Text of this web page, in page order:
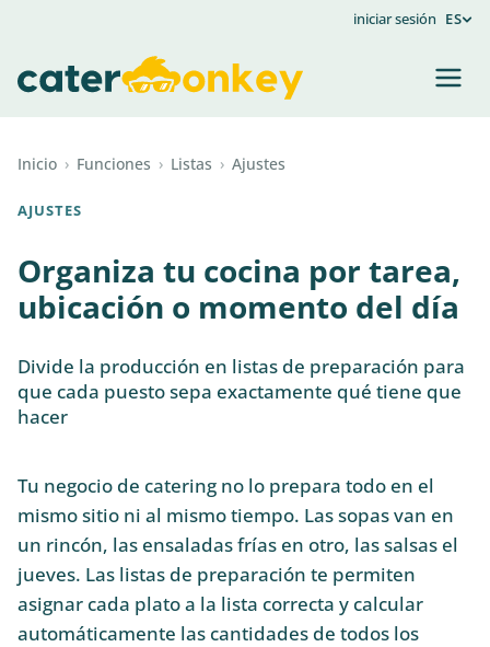
iniciar sesión ES
Inicio › Funciones › Listas › Ajustes
AJUSTES
Organiza tu cocina por tarea,
ubicación o momento del día
Divide la producción en listas de preparación para
que cada puesto sepa exactamente qué tiene que
hacer
Tu negocio de catering no lo prepara todo en el
mismo sitio ni al mismo tiempo. Las sopas van en
un rincón, las ensaladas frías en otro, las salsas el
jueves. Las listas de preparación te permiten
asignar cada plato a la lista correcta y calcular
automáticamente las cantidades de todos los